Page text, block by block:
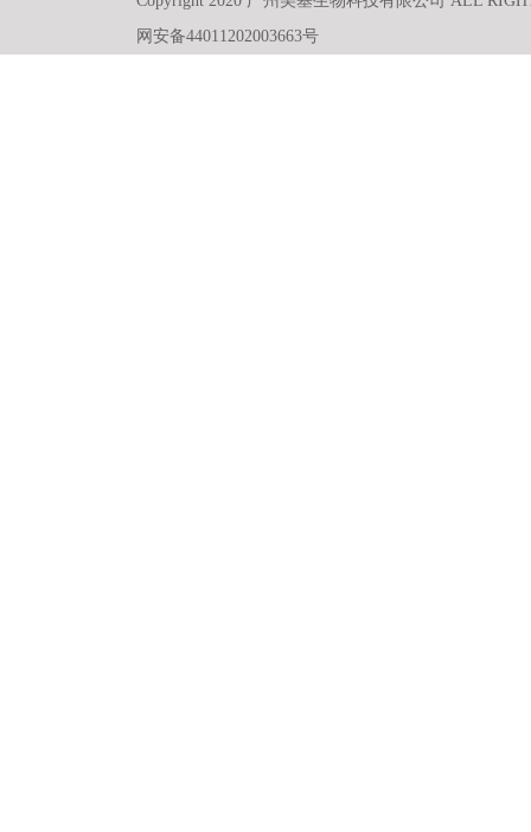
网安备44011202003663号